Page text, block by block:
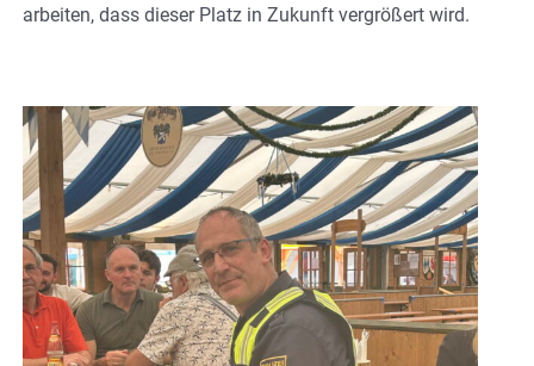
arbeiten, dass dieser Platz in Zukunft vergrößert wird.